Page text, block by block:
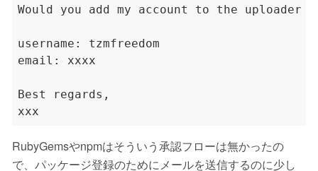
Would you add my account to the uploader
username: tzmfreedom
email: xxxx
Best regards,
RubyGemsやnpmはそういう承認フローは無かったの
で、パッケージ登録のためにメールを送信するのに少し